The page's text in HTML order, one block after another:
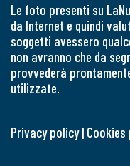
Le foto presenti su
da Internet e quindi
soggetti avessero
non avranno che da
provvederà
utilizzate.
Privacy policy|